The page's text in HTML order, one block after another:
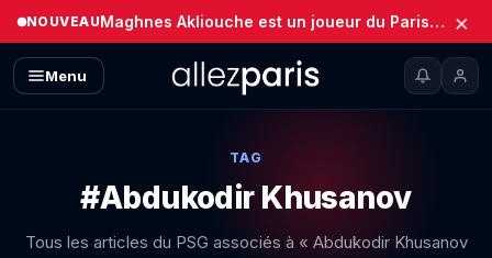
NOUVEAU Maghnes Akliouche est un joueur du Paris Saint-Germain (Officiel) ×
Menu
TAG
#Abdukodir Khusanov
Tous les articles du PSG associés à « Abdukodir Khusanov